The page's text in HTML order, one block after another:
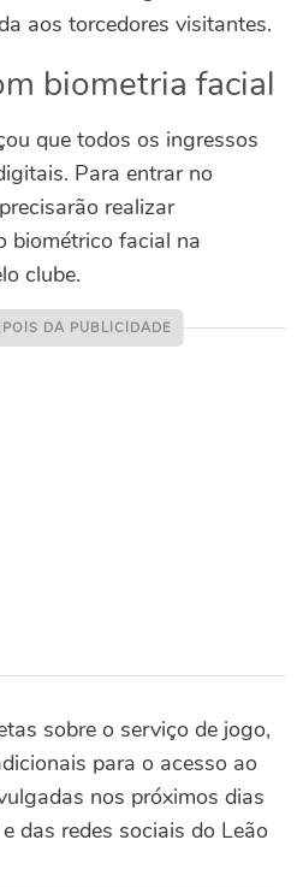
aos torcedores visitantes.
biometria facial
que todos os ingressos
Para entrar no
realizar
biométrico facial na
clube.
sobre o serviço de jogo,
para o acesso ao
nos próximos dias
das redes sociais do Leão